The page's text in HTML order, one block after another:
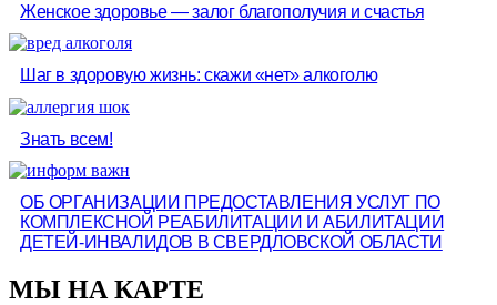
Женское здоровье — залог благополучия и счастья
Шаг в здоровую жизнь: скажи «нет» алкоголю
Знать всем!
ОБ ОРГАНИЗАЦИИ ПРЕДОСТАВЛЕНИЯ УСЛУГ ПО
КОМПЛЕКСНОЙ РЕАБИЛИТАЦИИ И АБИЛИТАЦИИ
ДЕТЕЙ-ИНВАЛИДОВ В СВЕРДЛОВСКОЙ ОБЛАСТИ
МЫ НА КАРТЕ